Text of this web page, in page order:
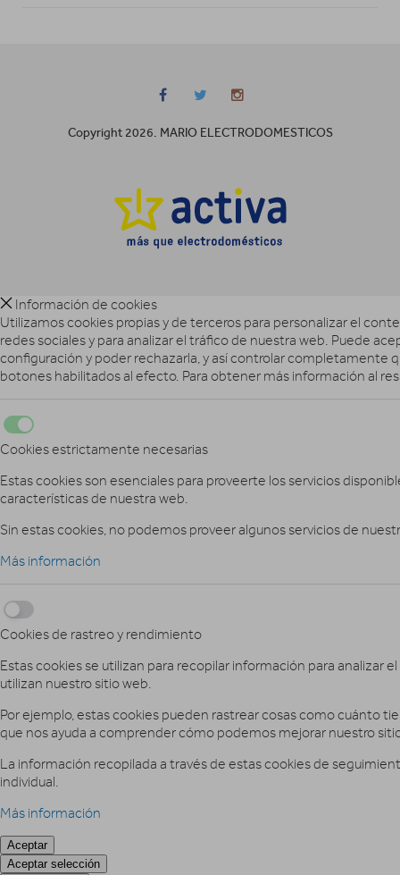
Copyright 2026. MARIO ELECTRODOMESTICOS
Información de cookies
Utilizamos cookies propias y de terceros para personalizar el
redes sociales y para analizar el tráfico de nuestra web. Puede
configuración y poder rechazarla, y así controlar completamente
botones habilitados al efecto. Para obtener más información al
Cookies estrictamente necesarias
Estas cookies son esenciales para proveerte los servicios
características de nuestra web.
Sin estas cookies, no podemos proveer algunos servicios de
Más información
Cookies de rastreo y rendimiento
Estas cookies se utilizan para recopilar información para analizar
utilizan nuestro sitio web.
Por ejemplo, estas cookies pueden rastrear cosas como cuánto
que nos ayuda a comprender cómo podemos mejorar nuestro
La información recopilada a través de estas cookies de
individual.
Más información
Aceptar
Aceptar selección